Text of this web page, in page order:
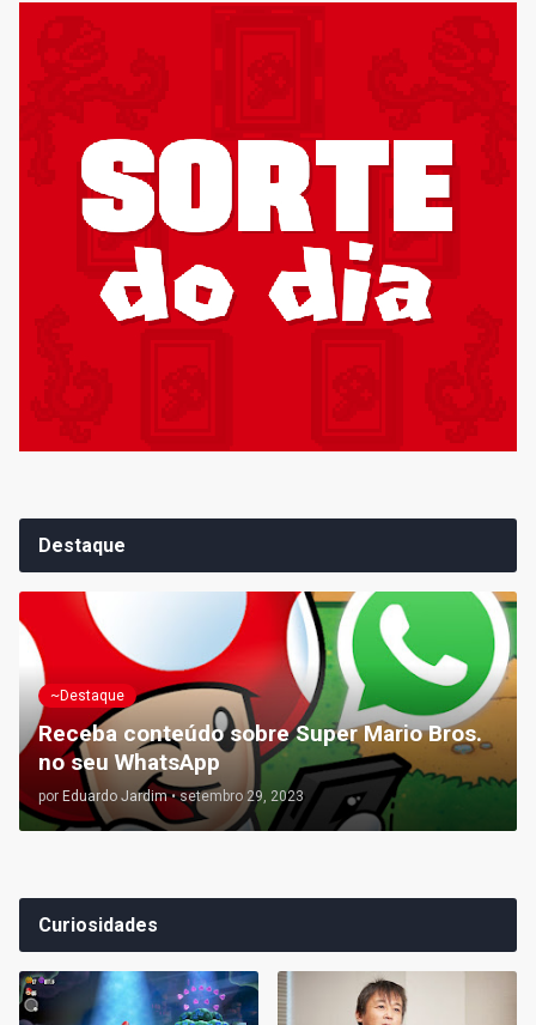
Destaque
~Destaque
Receba conteúdo sobre Super Mario Bros.
no seu WhatsApp
por Eduardo Jardim • setembro 29, 2023
Curiosidades